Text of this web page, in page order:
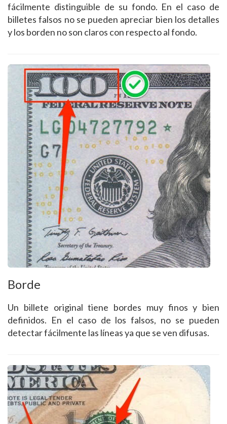
fácilmente distinguible de su fondo. En el caso de
billetes falsos no se pueden apreciar bien los detalles
y los borden no son claros con respecto al fondo.
Borde
Un billete original tiene bordes muy finos y bien
definidos. En el caso de los falsos, no se pueden
detectar fácilmente las líneas ya que se ven difusas.